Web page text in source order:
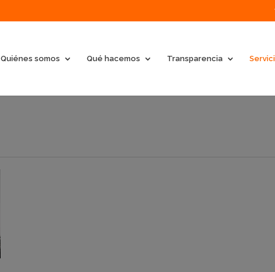
Quiénes somos Qué hacemos Transparencia